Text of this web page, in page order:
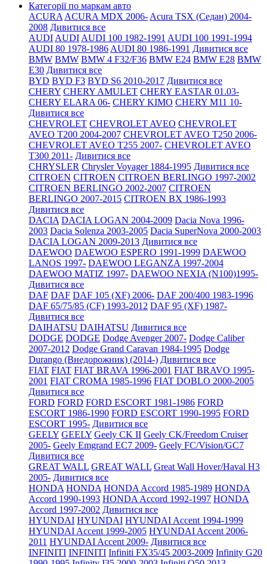
Категорії по маркам авто
ACURA ACURA MDX 2006- Acura TSX (Седан) 2004-
2008 Дивитися все
AUDI AUDI AUDI 100 1982-1991 AUDI 100 1991-1994
AUDI 80 1978-1986 AUDI 80 1986-1991 Дивитися все
BMW BMW BMW 4 F32/F36 BMW E24 BMW E28 BMW
E30 Дивитися все
BYD BYD F3 BYD S6 2010-2017 Дивитися все
CHERY CHERY AMULET CHERY EASTAR 01.03-
CHERY ELARA 06- CHERY KIMO CHERY M11 10-
Дивитися все
CHEVROLET CHEVROLET AVEO CHEVROLET
AVEO Т200 2004-2007 CHEVROLET AVEO Т250 2006-
CHEVROLET AVEO Т255 2007- CHEVROLET AVEO
Т300 2011- Дивитися все
CHRYSLER Chrysler Voyager 1884-1995 Дивитися все
CITROEN CITROEN CITROEN BERLINGO 1997-2002
CITROEN BERLINGO 2002-2007 CITROEN
BERLINGO 2007-2015 CITROEN BX 1986-1993
Дивитися все
DACIA DACIA LOGAN 2004-2009 Dacia Nova 1996-
2003 Dacia Solenza 2003-2005 Dacia SuperNova 2000-2003
DACIA LOGAN 2009-2013 Дивитися все
DAEWOO DAEWOO ESPERO 1991-1999 DAEWOO
LANOS 1997- DAEWOO LEGANZA 1997-2004
DAEWOO MATIZ 1997- DAEWOO NEXIA (N100)1995-
Дивитися все
DAF DAF DAF 105 (XF) 2006- DAF 200/400 1983-1996
DAF 65/75/85 (CF) 1993-2012 DAF 95 (XF) 1987-
Дивитися все
DAIHATSU DAIHATSU Дивитися все
DODGE DODGE Dodge Avenger 2007- Dodge Caliber
2007-2012 Dodge Grand Caravan 1984-1995 Dodge
Durango (Внедорожник) (2014-) Дивитися все
FIAT FIAT FIAT BRAVA 1996-2001 FIAT BRAVO 1995-
2001 FIAT CROMA 1985-1996 FIAT DOBLO 2000-2005
Дивитися все
FORD FORD FORD ESCORT 1981-1986 FORD
ESCORT 1986-1990 FORD ESCORT 1990-1995 FORD
ESCORT 1995- Дивитися все
GEELY GEELY Geely CK II Geely CK/Freedom Cruiser
2005- Geely Emgrand EC7 2009- Geely FC/Vision/GC7
Дивитися все
GREAT WALL GREAT WALL Great Wall Hover/Haval H3
2005- Дивитися все
HONDA HONDA HONDA Accord 1985-1989 HONDA
Accord 1990-1993 HONDA Accord 1992-1997 HONDA
Accord 1997-2002 Дивитися все
HYUNDAI HYUNDAI HYUNDAI Accent 1994-1999
HYUNDAI Accent 1999-2005 HYUNDAI Accent 2006-
2011 HYUNDAI Accent 2009- Дивитися все
INFINITI INFINITI Infiniti FX35/45 2003-2009 Infinity G20